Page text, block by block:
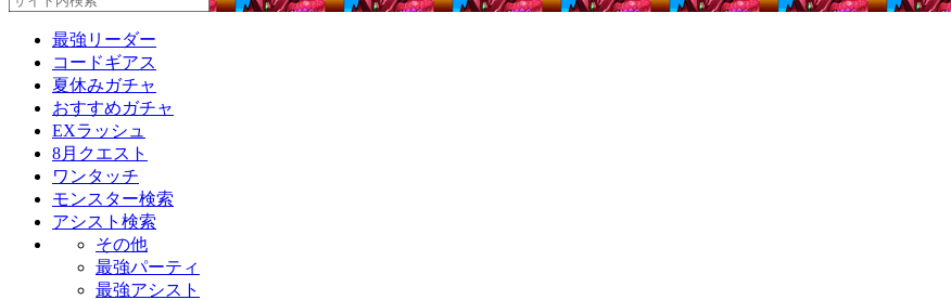
最強リーダー
コードギアス
夏休みガチャ
おすすめガチャ
EXラッシュ
8月クエスト
ワンタッチ
モンスター検索
アシスト検索
その他
最強パーティ
最強アシスト